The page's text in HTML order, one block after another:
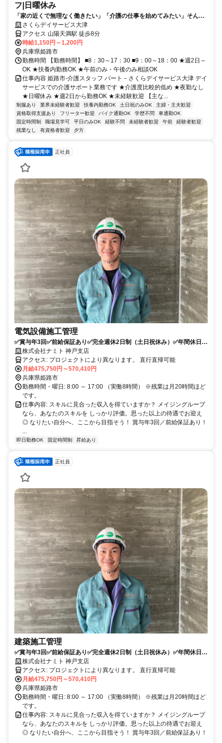
フ|日曜休み
「家の近くで無理なく働きたい」「介護の仕事を始めてみたい」そんな
方におすすめのデイサービスです。利用者様は比較的お元気な方が多
く、会話や見守りを大切にしながら日常生活をサポートします。夜勤な
し・日曜休みで生活リズムも安定。週2日から勤務できるため、ご自身
の予定に合わせて無理なく働けます。未経験から始めたスタッフも多
く、介護のお仕事が初めての方も安心してスタートできる環境です。
さくらデイサービス大津
アクセス 山陽天満駅 徒歩8分
時給1,150円～1,200円
兵庫県姫路市
勤務時間 【勤務時間】 ■8：30～17：30 ■9：00～18：00 ★週2日～
OK ★扶養内勤務OK ★午前のみ・午後のみ相談OK
仕事内容 姫路市-介護スタッフ パート－さくらデイサービス大津 デイ
サービスでの介護サポート業務です ★介護度比較的低め ★夜勤なし
★日曜休み ★週2日から勤務OK ★未経験歓迎 【主な...
制服あり 業界未経験者歓迎 扶養内勤務OK 土日祝のみOK
主婦・主夫歓迎
資格取得支援あり
フリーター歓迎 バイク通勤OK 学歴不問
車通勤OK
固定時間制
職場見学可 平日のみOK 経験不問 未経験者歓迎 午前
経験者歓迎
残業なし
有資格者歓迎 夕方
正社員
電気設備施工管理
✅賞与年3回✅前給保証あり✅完全週休2日制（土日祝休み）✅年間休日
125日✅初年度想定年収700万円以上の実績あり✅健康経営優良法⼈2024
に認定
株式会社ナミト 神戸支店
アクセス: プロジェクトにより異なります。 直行直帰可能
月給475,750円～570,410円
兵庫県姫路市
勤務時間・曜日: 8:00 ～ 17:00 （実働8時間） ※残業は月20時間ほど
です。
仕事内容: スキルに見合った収入を得ていますか？ メイジングループ
なら、あなたのスキルを しっかり評価。思った以上の待遇でお迎え
◎ なりたい自分へ、ここから目指そう！ 賞与年3回／前給保証あり！
...
即日勤務OK 固定時間制 昇給あり
正社員
建築施工管理
✅賞与年3回✅前給保証あり✅完全週休2日制（土日祝休み）✅年間休日
125日✅初年度想定年収700万円以上の実績あり✅健康経営優良法⼈2024
に認定
株式会社ナミト 神戸支店
アクセス: プロジェクトにより異なります。 直行直帰可能
月給475,750円～570,410円
兵庫県姫路市
勤務時間・曜日: 8:00 ～ 17:00 （実働8時間） ※残業は月20時間ほど
です。
仕事内容: スキルに見合った収入を得ていますか？ メイジングループ
なら、あなたのスキルを しっかり評価。思った以上の待遇でお迎え
◎ なりたい自分へ、ここから目指そう！ 賞与年3回／前給保証あり！